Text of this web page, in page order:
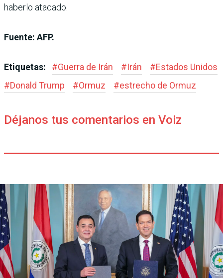
haberlo atacado.
Fuente: AFP.
Etiquetas: #Guerra de Irán #Irán #Estados Unidos
#Donald Trump #Ormuz #estrecho de Ormuz
Déjanos tus comentarios en Voiz